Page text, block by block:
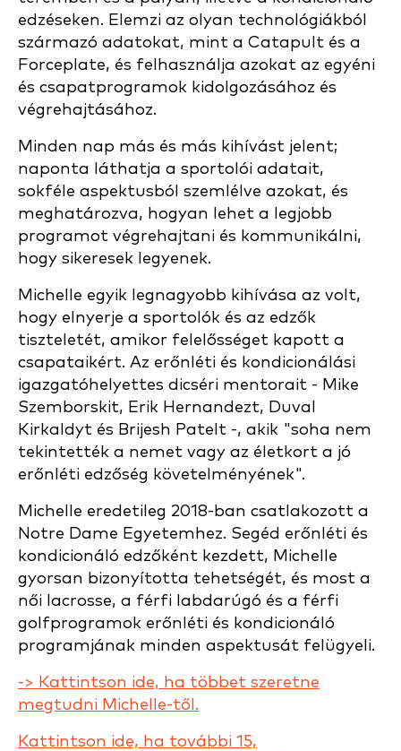
edzéseken. Elemzi az olyan technológiákból
származó adatokat, mint a Catapult és a
Forceplate, és felhasználja azokat az egyéni
és csapatprogramok kidolgozásához és
végrehajtásához.
Minden nap más és más kihívást jelent;
naponta láthatja a sportolói adatait,
sokféle aspektusból szemlélve azokat, és
meghatározva, hogyan lehet a legjobb
programot végrehajtani és kommunikálni,
hogy sikeresek legyenek.
Michelle egyik legnagyobb kihívása az volt,
hogy elnyerje a sportolók és az edzők
tiszteletét, amikor felelősséget kapott a
csapataikért. Az erőnléti és kondicionálási
igazgatóhelyettes dicséri mentorait - Mike
Szemborskit, Erik Hernandezt, Duval
Kirkaldyt és Brijesh Patelt -, akik "soha nem
tekintették a nemet vagy az életkort a jó
erőnléti edzőség követelményének".
Michelle eredetileg 2018-ban csatlakozott a
Notre Dame Egyetemhez. Segéd erőnléti és
kondicionáló edzőként kezdett, Michelle
gyorsan bizonyította tehetségét, és most a
női lacrosse, a férfi labdarúgó és a férfi
golfprogramok erőnléti és kondicionáló
programjának minden aspektusát felügyeli.
-> Kattintson ide, ha többet szeretne
megtudni Michelle-től.
Kattintson ide, ha további 15,